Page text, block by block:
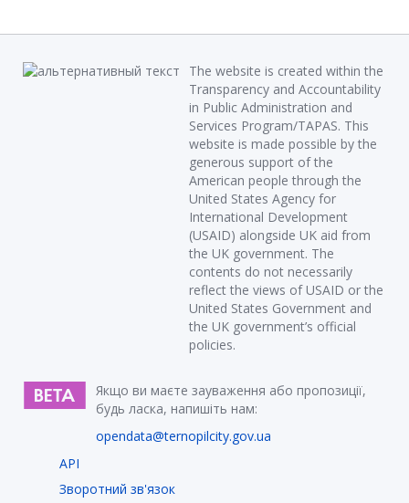
The website is created within the
Transparency and Accountability
in Public Administration and
Services Program/TAPAS. This
website is made possible by the
generous support of the
American people through the
United States Agency for
International Development
(USAID) alongside UK aid from
the UK government. The
contents do not necessarily
reflect the views of USAID or the
United States Government and
the UK government’s official
policies.
Якщо ви маєте зауваження або пропозиції,
будь ласка, напишіть нам:
opendata@ternopilcity.gov.ua
API
Зворотний зв'язок